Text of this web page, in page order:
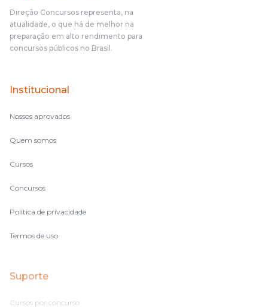
o aluno, além de ter que estudar, ele tem que perder tempo
fazendo um cronograma, num pós- edital é muito
complicado, é uma avalanche de informação, então vocês
terem feito isso é muito bacana, porque quando eu me sentia
no volume de matérias.
Direção Concursos representa, na
atualidade, o que há de melhor na
preparação em alto rendimento para
concursos públicos no Brasil.
Institucional
Nossos aprovados
Quem somos
Cursos
Concursos
Política de privacidade
Termos de uso
Suporte
Cursos por concurso